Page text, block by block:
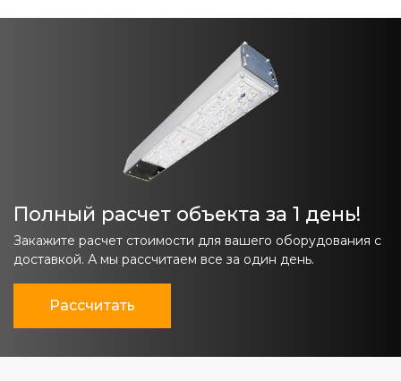
Полный расчет объекта за 1 день!
Закажите расчет стоимости для вашего оборудования с
доставкой. А мы рассчитаем все за один день.
Рассчитать